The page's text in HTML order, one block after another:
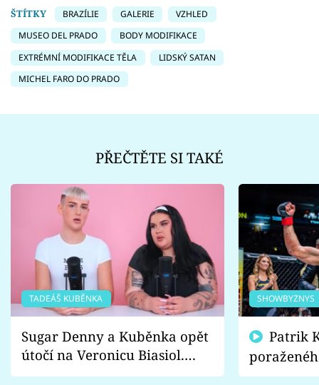
ŠTÍTKY BRAZÍLIE GALERIE
VZHLED
MUSEO DEL PRADO
BODY MODIFIKACE
EXTRÉMNÍ MODIFIKACE TĚLA
LIDSKÝ SATAN
MICHEL FARO DO PRADO
PŘEČTĚTE SI TAKÉ
TADEÁŠ KUBĚNKA
Sugar Denny a Kuběnka opět
útočí na Veronicu Biasiol.
Proč je podle nich falešná a
SHOWBYZNYS
fanoušci